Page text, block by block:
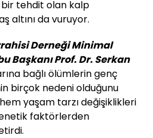
bir tehdit olan kalp
altını da vuruyor.
Derneği Minimal
Başkanı Prof. Dr. Serkan
bağlı ölümlerin genç
birçok nedeni olduğunu
yaşam tarzı değişiklikleri
faktörlerden